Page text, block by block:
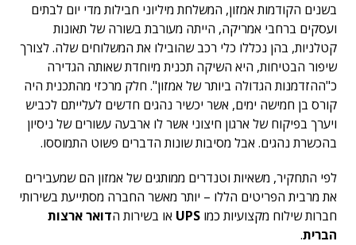
בשנים הקודמות אמזון, המשלחת מיליוני חבילות מדי יום לבתים
ועסקים ברחבי אמריקה, הייתה מעורבת בשורה של תאונות
קטלניות, בהן נכללו כלי רכב שהובילו את המשלוחים שלה. לצורך
שיפור הבטיחות, היא השיקה תכנית מיוחדת שאותה הגדירה
כ"ההזדמנות הגדולה ביותר של אמזון". חלק מרכזי מהתכנית היה
קורס בן חמישה ימים, אשר יכשיר נהגים חדשים לעלייתם לכביש
ויערך בפיקוח של ארגון חיצוני אשר לו ארבעה עשורים של ניסיון
בהכשרת נהגים. אבל מסיבות שונות הדברים פשוט התמוססו.
לפי התחקיר, משאיות וטנדרים ממותגים של אמזון הם שמעבירים
את מרבית הפריטים הללו – יותר מאשר החברה מסתייעת בשירותי
חברות שילוח מקצועיות כמו UPS או בשירות הדואר ארצות
הברית.